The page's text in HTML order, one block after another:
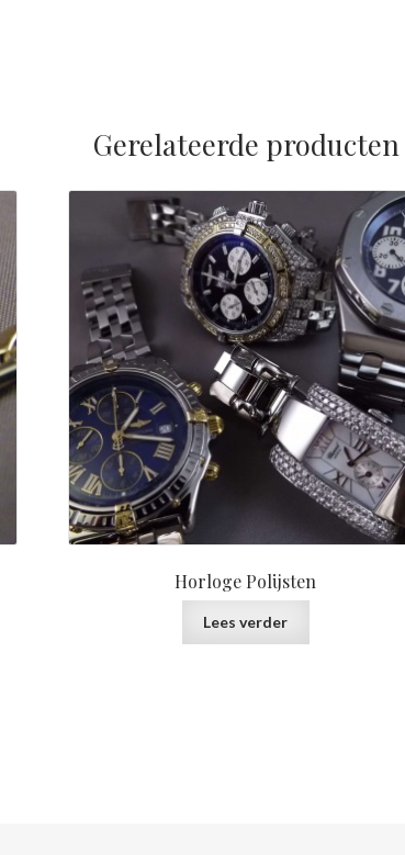
Gerelateerde producten
Horloge Polijsten
Lees verder